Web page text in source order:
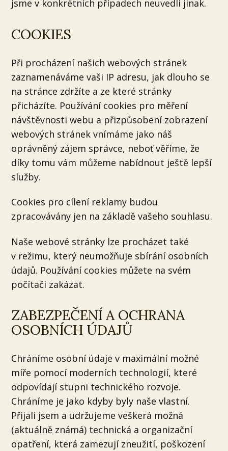
jsme v konkrétních případech neuvedli jinak.
COOKIES
Při procházení našich webových stránek
zaznamenáváme vaši IP adresu, jak dlouho se
na stránce zdržíte a ze které stránky
přicházíte. Používání cookies pro měření
návštěvnosti webu a přizpůsobení zobrazení
webových stránek vnímáme jako náš
oprávněný zájem správce, neboť věříme, že
díky tomu vám můžeme nabídnout ještě lepší
služby.
Cookies pro cílení reklamy budou
zpracovávány jen na základě vašeho souhlasu.
Naše webové stránky lze procházet také
v režimu, který neumožňuje sbírání osobních
údajů. Používání cookies můžete na svém
počítači zakázat.
ZABEZPEČENÍ A OCHRANA
OSOBNÍCH ÚDAJŮ
Chráníme osobní údaje v maximální možné
míře pomocí moderních technologií, které
odpovídají stupni technického rozvoje.
Chráníme je jako kdyby byly naše vlastní.
Přijali jsem a udržujeme veškerá možná
(aktuálně známá) technická a organizační
opatření, která zamezují zneužití, poškození